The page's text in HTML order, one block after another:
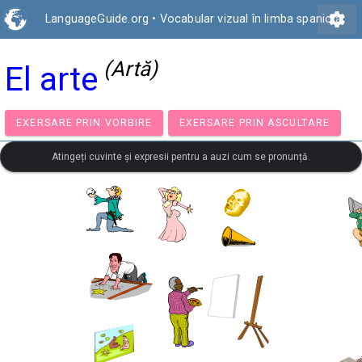
LanguageGuide.org • Vocabular vizual în limba spaniolă
settings
El arte (Artă)
EXERSARE PRIN VORBIRE EXERSARE PRIN
Atingeți cuvinte și expresii pentru a auzi cum se pronunță.